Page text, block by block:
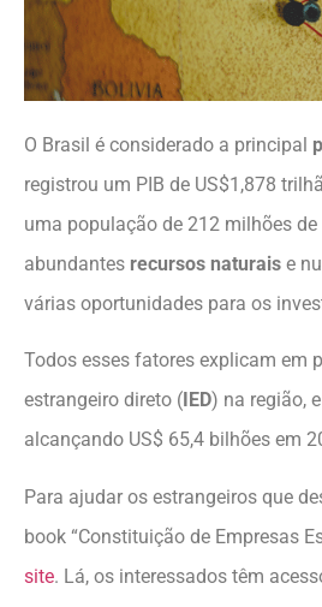
O Brasil é considerado a principal
registrou um PIB de US$1,878
uma população de 212 milhões
abundantes recursos naturais e
várias oportunidades para os
Todos esses fatores explicam em
estrangeiro direto ( IED) na região,
alcançando US$ 65,4 bilhões em
Para ajudar os estrangeiros que
book “Constituição de Empresas
site. Lá, os interessados têm